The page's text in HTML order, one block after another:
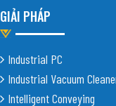
GIẢI PHÁP
Industrial PC
Industrial Vacuum
Intelligent Conveying